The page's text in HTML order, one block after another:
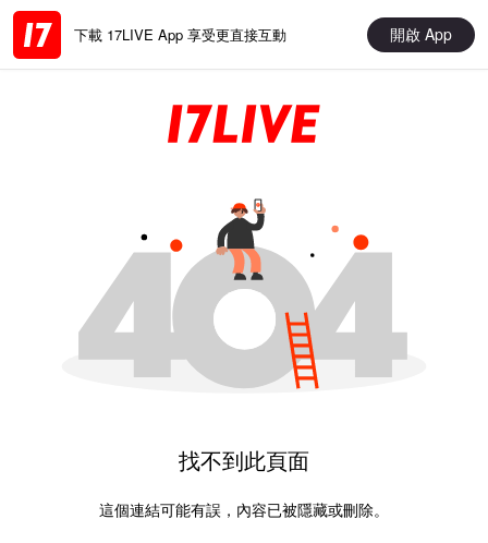
下載 17LIVE App 享受更直接互動 開啟 App
找不到此頁面
這個連結可能有誤，內容已被隱藏或刪除。